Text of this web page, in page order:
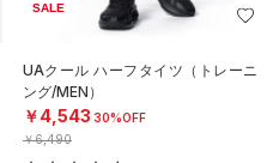
SALE
UAクール ハーフタイツ（トレーニ
ング/MEN）
￥4,543 30%OFF
￥6,490